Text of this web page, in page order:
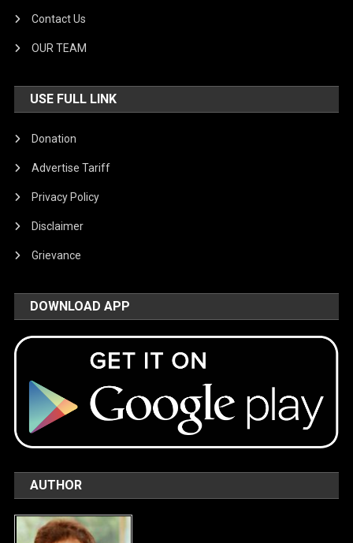
Contact Us
OUR TEAM
USE FULL LINK
Donation
Advertise Tariff
Privacy Policy
Disclaimer
Grievance
DOWNLOAD APP
AUTHOR